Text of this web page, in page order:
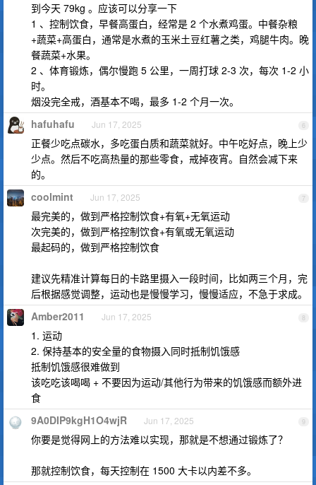
到今天 79kg 。应该可以分享一下
1 、控制饮食，早餐高蛋白，经常是 2 个水煮鸡蛋。中餐杂粮
+蔬菜+高蛋白，通常是水煮的玉米土豆红薯之类，鸡腿牛肉。晚
餐蔬菜+水果。
2 、体育锻炼，偶尔慢跑 5 公里，一周打球 2-3 次，每次 1-2 小
时。
烟没完全戒，酒基本不喝，最多 1-2 个月一次。
6
hafuhafu Jun 17, 2025
正餐少吃点碳水，多吃蛋白质和蔬菜就好。中午吃好点，晚上少
少点。然后不吃高热量的那些零食，戒掉夜宵。自然会减下来
的。
7
coolmint Jun 17, 2025
最完美的，做到严格控制饮食+有氧+无氧运动
次完美的，做到严格控制饮食+有氧或无氧运动
最起码的，做到严格控制饮食
建议先精准计算每日的卡路里摄入一段时间，比如两三个月，完
后根据感觉调整，运动也是慢慢学习，慢慢适应，不急于求成。
8
Amber2011 Jun 17, 2025
1. 运动
2. 保持基本的安全量的食物摄入同时抵制饥饿感
抵制饥饿感很难做到
该吃吃该喝喝 + 不要因为运动/其他行为带来的饥饿感而额外进
食
9
9A0DIP9kgH1O4wjR Jun 17, 2025
你要是觉得网上的方法难以实现，那就是不想通过锻炼了？
那就控制饮食，每天控制在 1500 大卡以内差不多。